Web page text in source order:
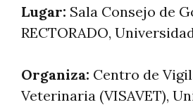
Lugar: Sala Consejo de
RECTORADO,
Organiza: Centro de
Veterinaria (VISAVET),